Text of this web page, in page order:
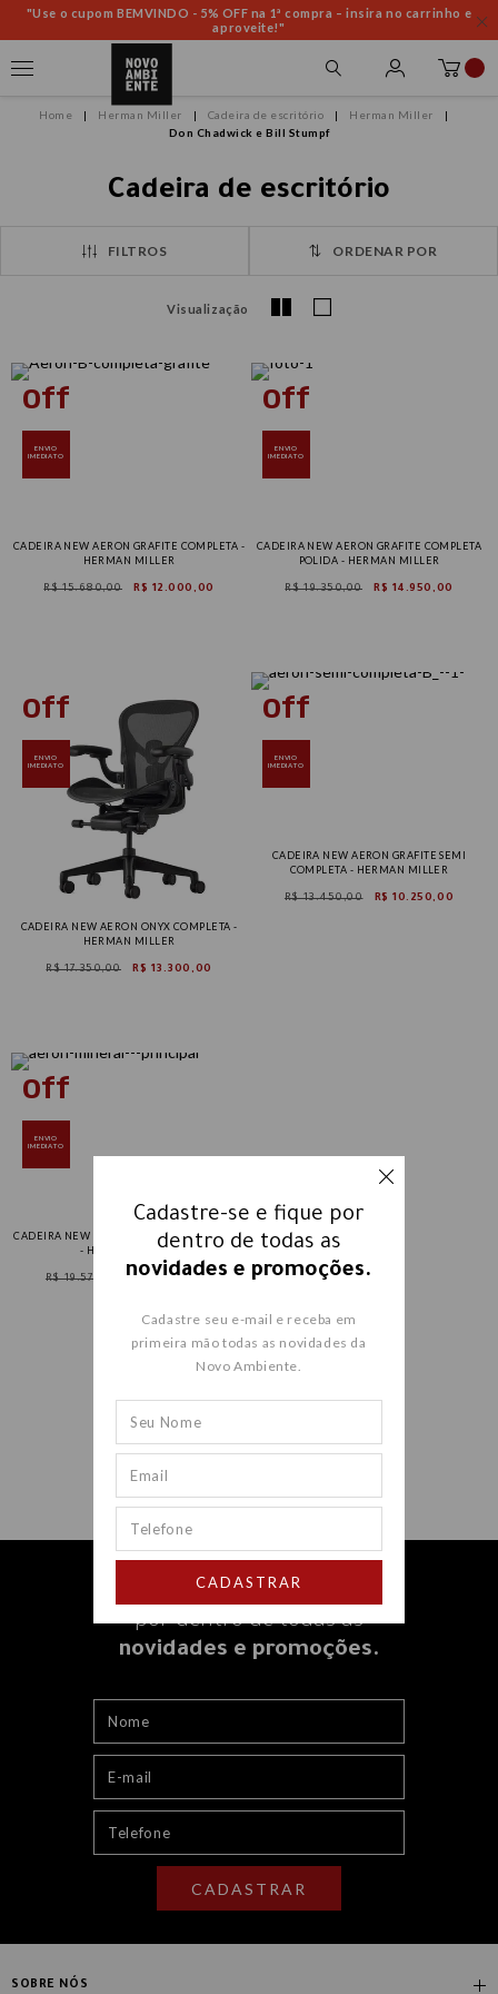
"Use o cupom BEMVINDO - 5% OFF na 1ª compra – insira no carrinho e
aproveite!"
Herman Miller Cadeira de escritório
Herman Miller
Don Chadwick e Bill Stumpf
Cadeira de escritório
FILTROS ORDENAR POR
Visualização
CADEIRA NEW AERON GRAFITE COMPLETA -
HERMAN MILLER
R$ 15.680,00 R$ 12.000,00
ENVIO
IMEDIATO
CADEIRA NEW AERON GRAFITE COMPLETA
POLIDA - HERMAN MILLER
R$ 19.350,00 R$ 14.950,00
ENVIO
IMEDIATO
CADEIRA NEW AERON ONYX COMPLETA -
HERMAN MILLER
R$ 17.350,00 R$ 13.300,00
ENVIO
IMEDIATO
CADEIRA NEW AERON GRAFITE SEMI
COMPLETA - HERMAN MILLER
R$ 13.450,00 R$ 10.250,00
ENVIO
IMEDIATO
CADEIRA NEW AERON MINERAL COMPLETA
- HERMAN MILLER
R$ 19.572,00 R$ 14.300,00
ENVIO
IMEDIATO
Receba nossos e-mails e fique
por dentrode todas as
novidades e promoções.
CADASTRAR
SOBRE NÓS
Cadastre-se e fique por
dentro de todas as
novidades e promoções.
Cadastre seu e-mail e receba em
primeira mão todas as novidades da
Novo Ambiente.
CADASTRAR